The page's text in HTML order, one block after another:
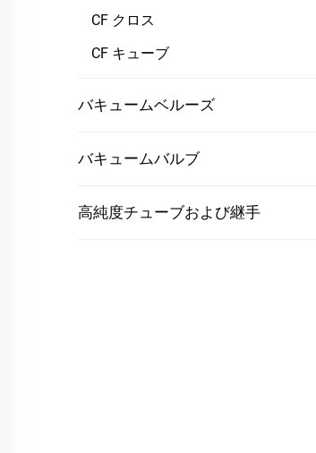
CF クロス
CF キューブ
バキュームベルーズ
バキュームバルブ
高純度チューブおよび継手